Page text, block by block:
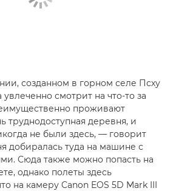
созданном в горном селе Псху
увлеченно смотрит на что-то за
проживают
труднодоступная деревня, и
не были здесь, — говорит
добиралась туда на машине с
Сюда также можно попасть на
однако полеты здесь
на камеру Canon EOS 5D Mark III